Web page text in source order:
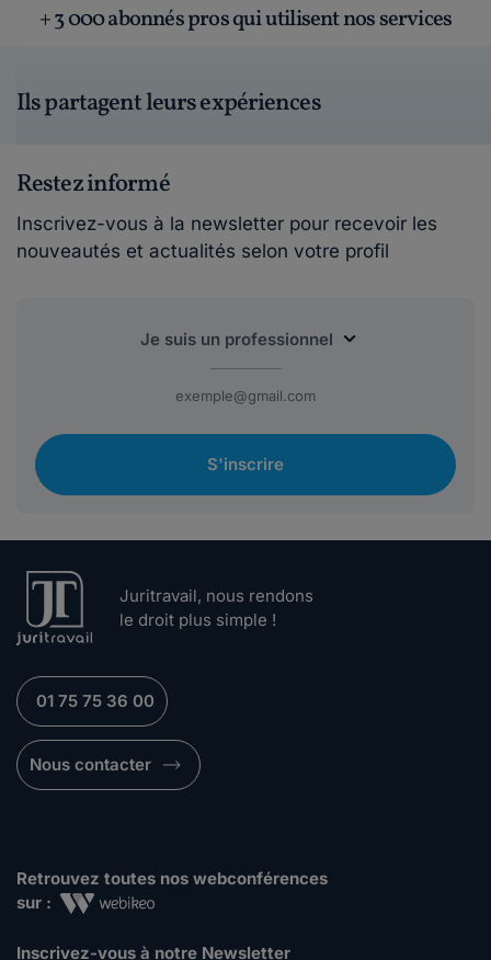
+ 3 000 abonnés pros qui utilisent nos services
Ils partagent leurs expériences
Restez informé
Inscrivez-vous à la newsletter pour recevoir les
nouveautés et actualités selon votre profil
S'inscrire
Juritravail, nous rendons
le droit plus simple !
01 75 75 36 00
Nous contacter
Retrouvez toutes nos webconférences
sur :
Inscrivez-vous à notre Newsletter